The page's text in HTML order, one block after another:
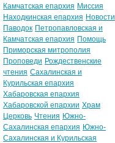
Камчатская епархия Миссия
Находкинская епархия Новости
Паводок Петропавловская и
Камчатская епархия Помощь
Приморская митрополия
Проповеди Рождественские
чтения Сахалинская и
Курильская епархия
Хабаровская епархия
Хабаровской епархии Храм
Церковь Чтения Южно-
Сахалинская епархия Южно-
Сахалинская и Курильская